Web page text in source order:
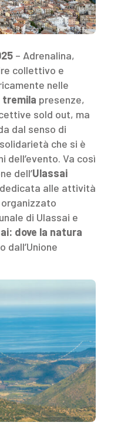
– Adrenalina,
collettivo e
nelle
tremila presenze,
sold out, ma
dal senso di
che si è
dell’evento. Va così
dell’Ulassai
alle attività
di Ulassai e
dove la natura
dall’Unione